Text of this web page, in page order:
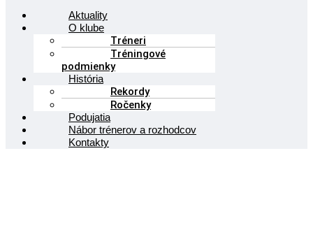
Aktuality
O klube
Tréneri
Tréningové
podmienky
História
Rekordy
Ročenky
Podujatia
Nábor trénerov a rozhodcov
Kontakty